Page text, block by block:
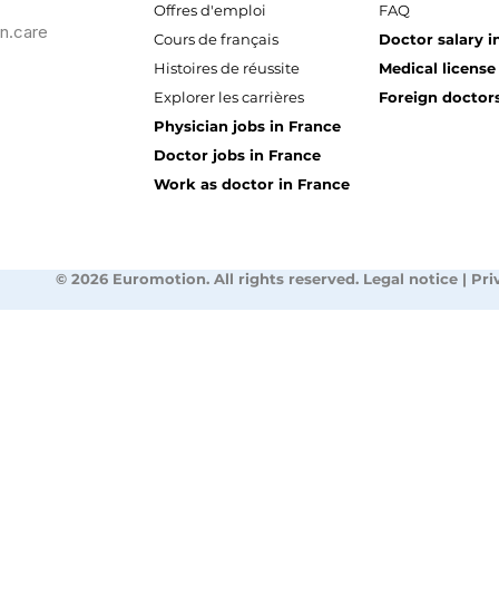
Offres d'emploi
Cours de français
Histoires de réussite
Explorer les carrières
Physician jobs in France
Doctor jobs in France
Work as doctor in France
FAQ
Doctor salary
Medical
Foreign
© 2026 Euromotion. All rights reserved. Legal notice |